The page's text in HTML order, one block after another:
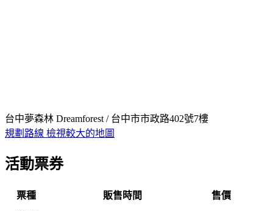
台中夢森林 Dreamforest / 台中市市政路402號7樓
規劃路線 檢視較大的地圖
活動票券
票種 販售時間 售價